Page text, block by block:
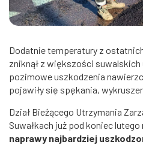
Dodatnie temperatury z
zniknął z większości
pozimowe uszkodzenia
pojawiły się spękania,
Dział Bieżącego Utrzymania
Suwałkach już pod koniec lutego
naprawy najbardziej